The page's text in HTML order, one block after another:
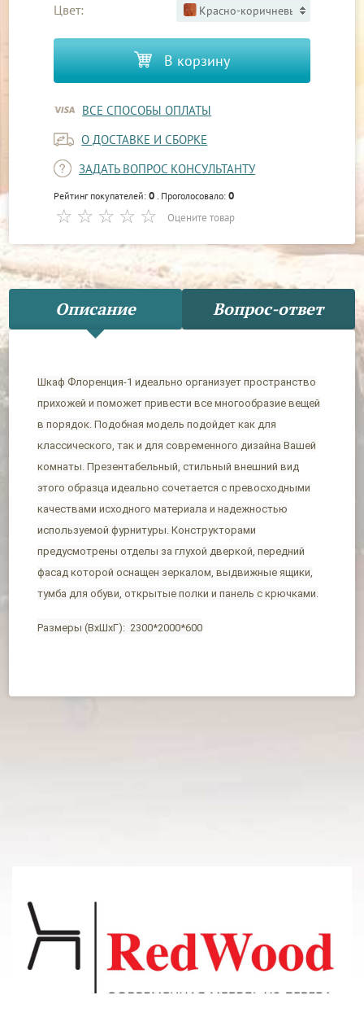
Цвет:
Красно-коричневый 2
В корзину
ВСЕ СПОСОБЫ ОПЛАТЫ
О ДОСТАВКЕ И СБОРКЕ
ЗАДАТЬ ВОПРОС КОНСУЛЬТАНТУ
Рейтинг покупателей:0 . Проголосовало:0
Оцените товар
Описание Вопрос-ответ
Шкаф Флоренция-1 идеально организует пространство
прихожей и поможет привести все многообразие вещей
в порядок. Подобная модель подойдет как для
классического, так и для современного дизайна Вашей
комнаты. Презентабельный, стильный внешний вид
этого образца идеально сочетается с превосходными
качествами исходного материала и надежностью
используемой фурнитуры. Конструкторами
предусмотрены отделы за глухой дверкой, передний
фасад которой оснащен зеркалом, выдвижные ящики,
тумба для обуви, открытые полки и панель с крючками.
Размеры (ВхШхГ): 2300*2000*600